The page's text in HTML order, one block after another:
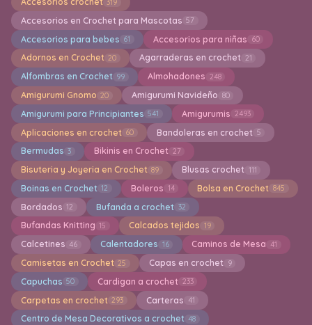
Accesorios en Crochet para Mascotas 57
Accesorios para bebes 61 Accesorios para niñas 60
Adornos en Crochet 20 Agarraderas en crochet 21
Alfombras en Crochet 99 Almohadones 248
Amigurumi Gnomo 20 Amigurumi Navideño 80
Amigurumi para Principiantes 541 Amigurumis 2493
Aplicaciones en crochet 60 Bandoleras en crochet 5
Bermudas 3 Bikinis en Crochet 27
Bisuteria y Joyeria en Crochet 89 Blusas crochet 111
Boinas en Crochet 12 Boleros 14 Bolsa en Crochet 845
Bordados 12 Bufanda a crochet 32
Bufandas Knitting 15 Calcados tejidos 19
Calcetines 46 Calentadores 16 Caminos de Mesa 41
Camisetas en Crochet 25 Capas en crochet 9
Capuchas 50 Cardigan a crochet 233
Carpetas en crochet 293 Carteras 41
Centro de Mesa Decorativos a crochet 48